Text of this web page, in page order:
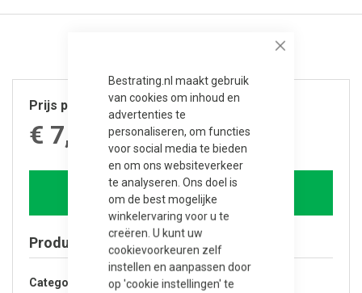
Bestrating.nl maakt gebruik
van cookies om inhoud en
advertenties te
personaliseren, om functies
voor social media te bieden
en om ons websiteverkeer
te analyseren. Ons doel is
om de best mogelijke
winkelervaring voor u te
creëren. U kunt uw
cookievoorkeuren zelf
instellen en aanpassen door
op 'cookie instellingen' te
Prijs per stuk
€ 7,820.00
In winkelwagen
Product specificaties
Categorie
Buitenverblijven